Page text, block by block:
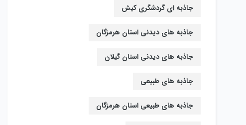
جاذبه ای گردشگری کیش
جاذبه های دیدنی استان هرمزگان
جاذبه های دیدنی استان گیلان
جاذبه های طبیعی
جاذبه های طبیعی استان هرمزگان